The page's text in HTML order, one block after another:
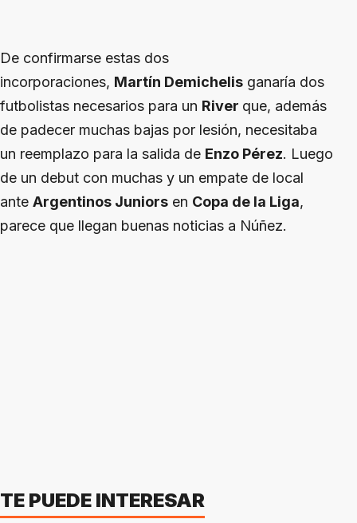
De confirmarse estas dos
incorporaciones, Martín Demichelis ganaría dos
futbolistas necesarios para un River que, además
de padecer muchas bajas por lesión, necesitaba
un reemplazo para la salida de Enzo Pérez. Luego
de un debut con muchas y un empate de local
ante Argentinos Juniors en Copa de la Liga,
parece que llegan buenas noticias a Núñez.
TE PUEDE INTERESAR